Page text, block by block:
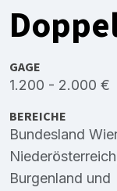
GAGE
1.200 - 2.000 €
BEREICHE
Bundesland
Niederösterreich
Burgenland und